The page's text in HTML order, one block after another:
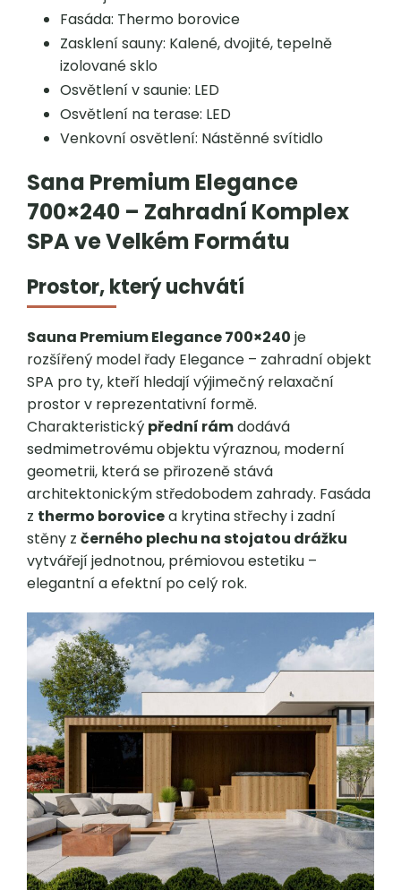
Fasáda: Thermo borovice
Zasklení sauny: Kalené, dvojité, tepelně
izolované sklo
Osvětlení v saunie: LED
Osvětlení na terase: LED
Venkovní osvětlení: Nástěnné svítidlo
Sana Premium Elegance
700×240 – Zahradní Komplex
SPA ve Velkém Formátu
Prostor, který uchvátí
Sauna Premium Elegance 700×240 je
rozšířený model řady Elegance – zahradní objekt
SPA pro ty, kteří hledají výjimečný relaxační
prostor v reprezentativní formě.
Charakteristický přední rámdodává
sedmimetrovému objektu výraznou, moderní
geometrii, která se přirozeně stává
architektonickým středobodem zahrady. Fasáda
z thermo borovicea krytina střechy i zadní
stěny z černého plechu na stojatou drážku
vytvářejí jednotnou, prémiovou estetiku –
elegantní a efektní po celý rok.